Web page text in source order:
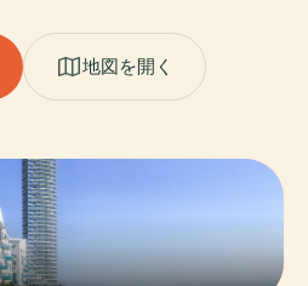
地図を開く